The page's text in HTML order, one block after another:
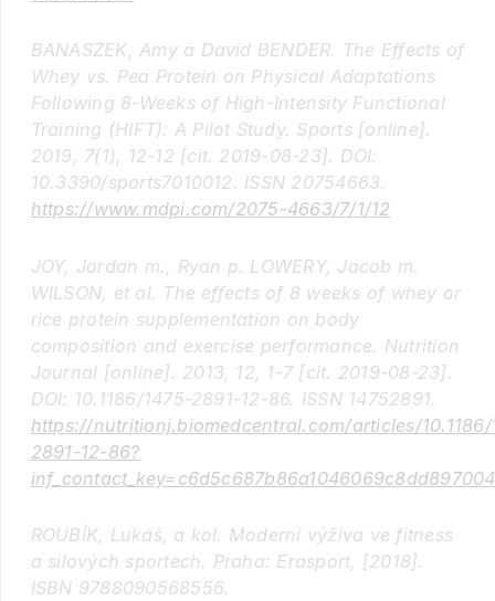
BANASZEK, Amy a David BENDER. The Effects of
Whey vs. Pea Protein on Physical Adaptations
Following 8-Weeks of High-Intensity Functional
Training (HIFT): A Pilot Study. Sports [online].
2019, 7(1), 12-12 [cit. 2019-08-23]. DOI:
10.3390/sports7010012. ISSN 20754663.
https://www.mdpi.com/2075-4663/7/1/12
JOY, Jordan m., Ryan p. LOWERY, Jacob m.
WILSON, et al. The effects of 8 weeks of whey or
rice protein supplementation on body
composition and exercise performance. Nutrition
Journal [online]. 2013, 12, 1-7 [cit. 2019-08-23].
DOI: 10.1186/1475-2891-12-86. ISSN 14752891.
https://nutritionj.biomedcentral.com/articles/10.1186/
2891-12-86?
ROUBÍK, Lukáš, a kol. Moderní výživa ve fitness
a silových sportech. Praha: Erasport, [2018].
ISBN 9788090568556.